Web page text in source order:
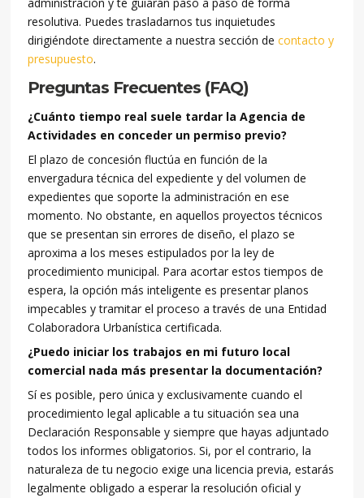
resolutiva. Puedes trasladarnos tus inquietudes
dirigiéndote directamente a nuestra sección decontacto y
presupuesto.
Preguntas Frecuentes (FAQ)
¿Cuánto tiempo real suele tardar la Agencia de
Actividades en conceder un permiso previo?
El plazo de concesión fluctúa en función de la
envergadura técnica del expediente y del volumen de
expedientes que soporte la administración en ese
momento. No obstante, en aquellos proyectos técnicos
que se presentan sin errores de diseño, el plazo se
aproxima a los meses estipulados por la ley de
procedimiento municipal. Para acortar estos tiempos de
espera, la opción más inteligente es presentar planos
impecables y tramitar el proceso a través de una Entidad
Colaboradora Urbanística certificada.
¿Puedo iniciar los trabajos en mi futuro local
comercial nada más presentar la documentación?
Sí es posible, pero única y exclusivamente cuando el
procedimiento legal aplicable a tu situación sea una
Declaración Responsable y siempre que hayas adjuntado
todos los informes obligatorios. Si, por el contrario, la
naturaleza de tu negocio exige una licencia previa, estarás
legalmente obligado a esperar la resolución oficial y